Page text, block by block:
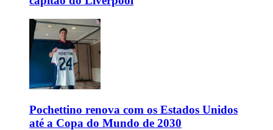
Pochettino renova com os Estados Unidos
até a Copa do Mundo de 2030